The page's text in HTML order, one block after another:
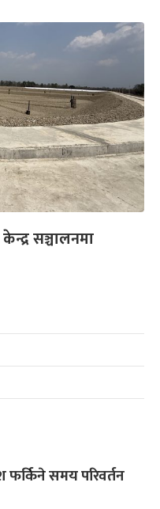
सञ्चालनमा
समय परिवर्तन